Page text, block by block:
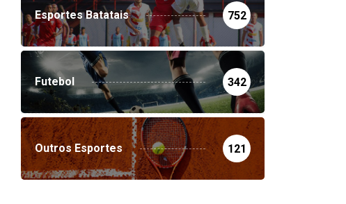
Esportes Batatais 752
Futebol 342
Outros Esportes 121